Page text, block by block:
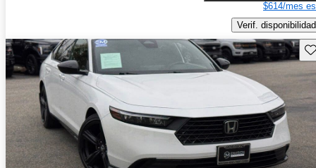
$614/mes
Verif. disponibilidad